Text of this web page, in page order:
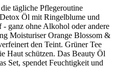
tägliche Pflegeroutine
Öl mit Ringelblume und
ganz ohne Alkohol oder andere
Moisturiser Orange Blossom &
den Teint. Grüner Tee
Haut schützen. Das Beauty Öl
Set, spendet Feuchtigkeit und